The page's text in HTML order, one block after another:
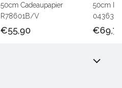
50cm Cadeaupapier
R78601B/V
€55,90
50cm